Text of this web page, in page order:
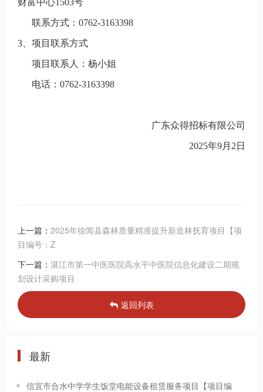
财富中心1503号
联系方式： 0762-3163398
3 项目联系方式
项目联系人：杨小姐
电话： 0762-3163398
广东众得招标有限公司
2025年9月 2 日
上一篇： 2025年徐闻县森林质量精准提升新造林抚育项目【项
目编号：Z
下一篇： 湛江市第一中医医院高水平中医院信息化建设二期规
划设计采购项目
返回列表
最新
信宜市合水中学学生饭堂电能设备租赁服务项目【项目编